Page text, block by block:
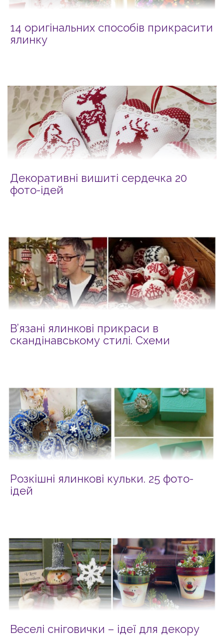
14 оригінальних способів прикрасити
ялинку
Декоративні вишиті сердечка 20
фото-ідей
В’язані ялинкові прикраси в
скандінавському стилі. Схеми
Розкішні ялинкові кульки. 25 фото-
ідей
Веселі сніговички – ідеї для декору